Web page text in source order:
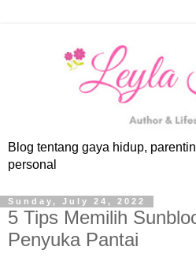
Blog tentang gaya hidup,
personal
Sunday, July 24, 2022
5 Tips Memilih
Penyuka Pantai